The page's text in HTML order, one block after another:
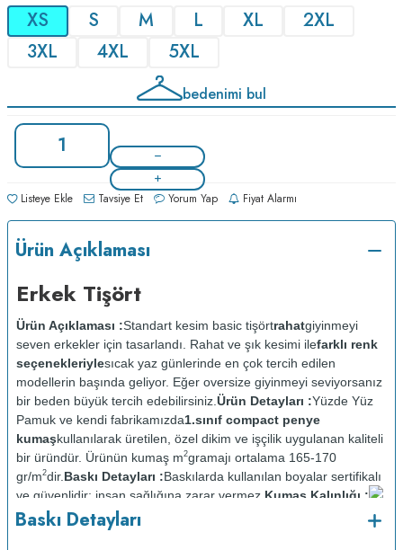
XS S M L XL
2XL
3XL
4XL 5XL
bedenimi bul
Listeye Ekle Tavsiye Et Yorum Yap Fiyat Alarmı
Ürün Açıklaması
Erkek Tişört
Ürün Açıklaması :Standart kesim basic tişörtrahatgiyinmeyi
seven erkekler için tasarlandı. Rahat ve şık kesimi ilefarklı renk
seçenekleriylesıcak yaz günlerinde en çok tercih edilen
modellerin başında geliyor. Eğer oversize giyinmeyi seviyorsanız
bir beden büyük tercih edebilirsiniz. Ürün Detayları :Yüzde Yüz
Pamuk ve kendi fabrikamızda1.sınıf compact penye
kumaşkullanılarak üretilen, özel dikim ve işçilik uygulanan kaliteli
bir üründür. Ürünün kumaş m2gramajı ortalama 165-170
gr/m2dir. Baskı Detayları :Baskılarda kullanılan boyalar sertifikalı
ve güvenlidir; insan sağlığına zarar vermez. Kumaş Kalınlığı :
Bakım : Kısa programda maksimum 30
Kuru temizleme yapılmaz.
Baskı Detayları